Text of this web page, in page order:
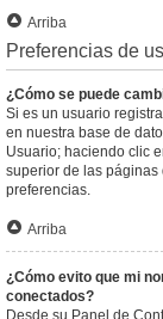
Arriba
Preferencias de
¿Cómo se puede
Si es un usuario
en nuestra base de
Usuario; haciendo clic
superior de las páginas
preferencias.
Arriba
¿Cómo evito que mi
conectados?
Desde su Panel de